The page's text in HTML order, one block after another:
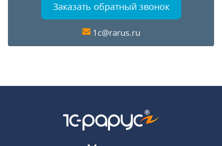
Заказать обратный звонок
1c@rarus.ru